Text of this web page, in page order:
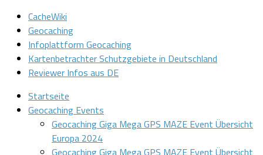
CacheWiki
Geocaching
Infoplattform Geocaching
Kartenbetrachter Schutzgebiete in Deutschland
Reviewer Infos aus DE
Startseite
Geocaching Events
Geocaching Giga Mega GPS MAZE Event Übersicht
Europa 2024
Geocaching Giga Mega GPS MAZE Event Übersicht